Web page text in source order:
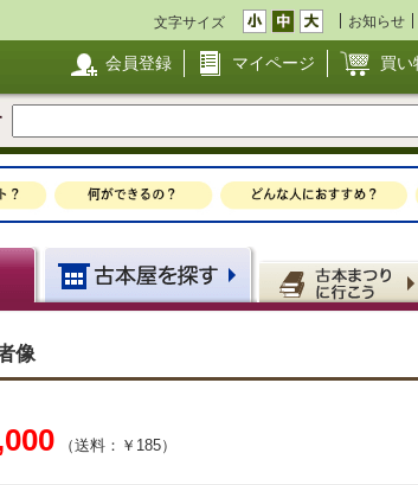
文字サイズ お知らせ
会員登録 マイページ 買い
像
（送料：￥185）